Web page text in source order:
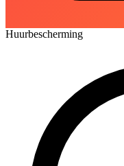
Huurbescherming